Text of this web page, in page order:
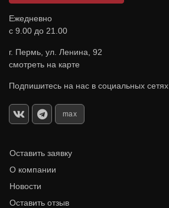
Ежедневно
с 9.00 до 21.00
г. Пермь, ул. Ленина, 92
смотреть на карте
Подпишитесь на нас в социальных сетях
max
Оставить заявку
О компании
Новости
Оставить отзыв